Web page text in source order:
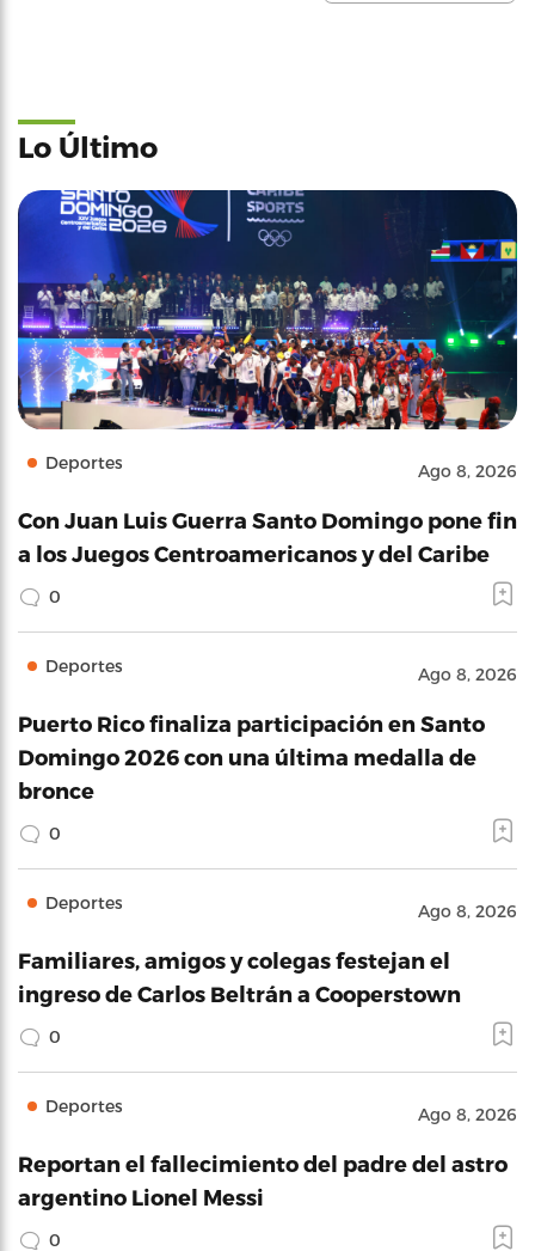
Lo Último
Deportes Ago 8, 2026
Con Juan Luis Guerra Santo Domingo pone fin
a los Juegos Centroamericanos y del Caribe
0
Deportes Ago 8, 2026
Puerto Rico finaliza participación en Santo
Domingo 2026 con una última medalla de
bronce
0
Deportes Ago 8, 2026
Familiares, amigos y colegas festejan el
ingreso de Carlos Beltrán a Cooperstown
0
Deportes Ago 8, 2026
Reportan el fallecimiento del padre del astro
argentino Lionel Messi
0